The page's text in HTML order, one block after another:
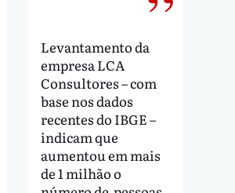
Levantamento da
empresa LCA
Consultores – com
base nos dados
recentes do IBGE –
indicam que
aumentou em mais
de 1 milhão o